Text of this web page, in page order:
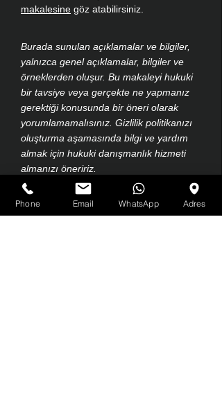
makalesine göz atabilirsiniz.
Burada sunulan açıklamalar ve bilgiler,
yalnızca genel açıklamalar, bilgiler ve
örneklerden oluşur. Bu makaleyi hukuki
bir tavsiye veya gerçekte ne yapmanız
gerektiği konusunda bir öneri olarak
yorumlamamalısınız. Gizlilik politikanızı
oluşturma aşamasında bilgi ve yardım
almak için hukuki danışmanlık hizmeti
almanızı öneririz.
Phone Email WhatsApp Adres